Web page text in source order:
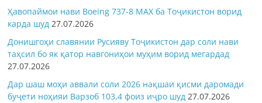
Ҳавопаймои нави Boeing 737-8 MAX ба Тоҷикистон ворид
карда шуд 27.07.2026
Донишгоҳи славянии Русияву Тоҷикистон дар соли нави
таҳсил бо як қатор навгониҳои муҳим ворид мегардад
27.07.2026
Дар шаш моҳи аввали соли 2026 нақшаи қисми даромади
буҷети ноҳияи Варзоб 103,4 фоиз иҷро шуд 27.07.2026